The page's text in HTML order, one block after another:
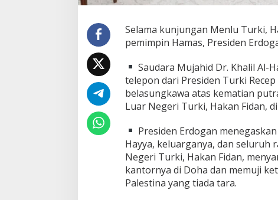
Selama kunjungan Menlu Turki,
pemimpin Hamas, Presiden
Saudara Mujahid Dr. Khalil Al-
telepon dari Presiden Turki
belasungkawa atas kematian
Luar Negeri Turki, Hakan Fidan,
Presiden Erdogan
Hayya, keluarganya, dan seluruh
Negeri Turki, Hakan Fidan,
kantornya di Doha dan memuji
Palestina yang tiada tara.